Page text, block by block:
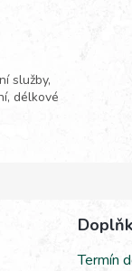
služby,
délkové
Termín